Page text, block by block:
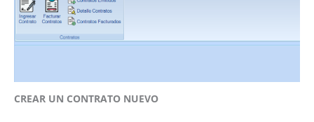
CREAR UN CONTRATO NUEVO